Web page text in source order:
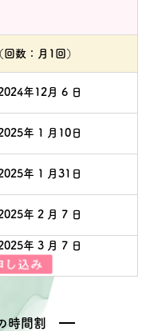
数：月1回）
年12月 6 日
年 1 月10日
年 1 月31日
年 2 月 7 日
年 3 月 7 日
時間割